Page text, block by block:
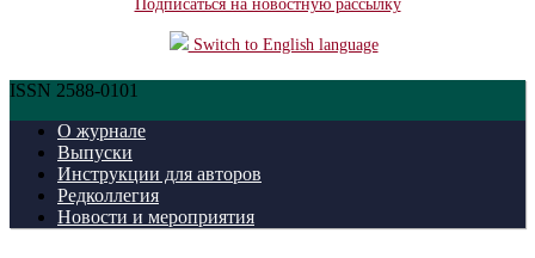
Подписаться на новостную рассылку
Switch to English language
ISSN 2588-0101
О журнале
Выпуски
Инструкции для авторов
Редколлегия
Новости и мероприятия